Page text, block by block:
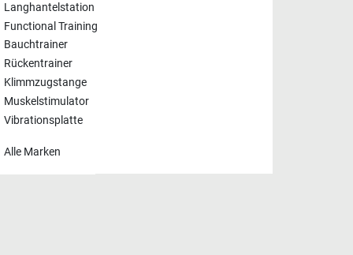
Langhantelstation
Functional Training
Bauchtrainer
Rückentrainer
Klimmzugstange
Muskelstimulator
Vibrationsplatte
Alle Marken